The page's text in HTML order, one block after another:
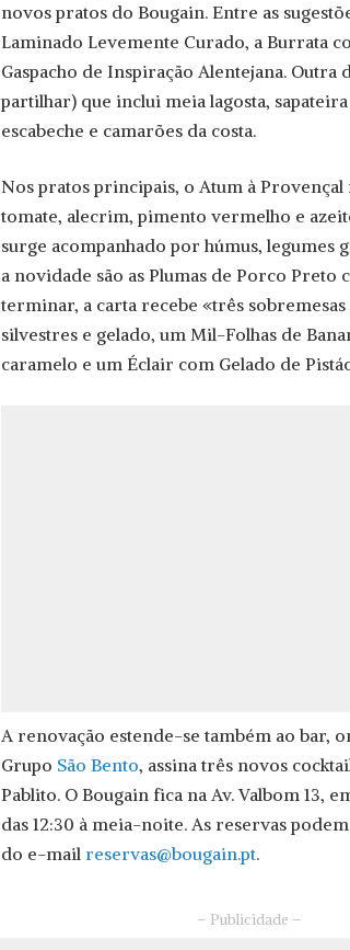
novos pratos do Bougain. Entre as
Laminado Levemente Curado, a Burrata
Gaspacho de Inspiração Alentejana. Outra
partilhar) que inclui meia lagosta,
escabeche e camarões da costa.
Nos pratos principais, o Atum à
tomate, alecrim, pimento vermelho e
surge acompanhado por húmus, legumes
a novidade são as Plumas de Porco Preto
terminar, a carta recebe «três
silvestres e gelado, um Mil-Folhas de
caramelo e um Éclair com Gelado de
A renovação estende-se também ao bar,
Grupo São Bento, assina três novos
Pablito. O Bougain fica na Av. Valbom 13,
das 12:30 à meia-noite. As reservas
do e-mail reservas@bougain.pt.
– Publicidade –